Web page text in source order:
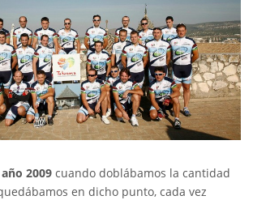
año 2009 cuando doblábamos la cantidad
en dicho punto, cada vez